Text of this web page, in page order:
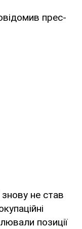
прес-
не став
позиції